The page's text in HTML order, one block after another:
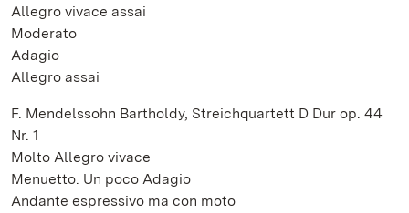
Allegro vivace assai
Moderato
Adagio
Allegro assai
F. Mendelssohn Bartholdy, Streichquartett D Dur op. 44
Nr. 1
Molto Allegro vivace
Menuetto. Un poco Adagio
Andante espressivo ma con moto